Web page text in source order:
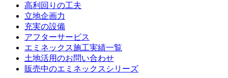
高利回りの工夫
立地企画力
充実の設備
アフターサービス
エミネックス施工実績一覧
土地活用のお問い合わせ
販売中のエミネックスシリーズ